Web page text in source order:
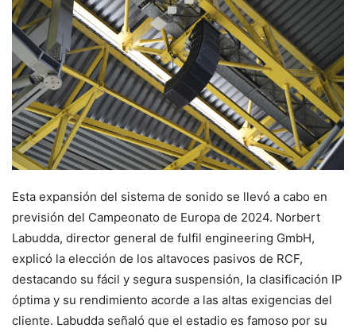
Esta expansión del sistema de sonido se llevó a cabo en
previsión del Campeonato de Europa de 2024. Norbert
Labudda, director general de fulfil engineering GmbH,
explicó la elección de los altavoces pasivos de RCF,
destacando su fácil y segura suspensión, la clasificación IP
óptima y su rendimiento acorde a las altas exigencias del
cliente. Labudda señaló que el estadio es famoso por su